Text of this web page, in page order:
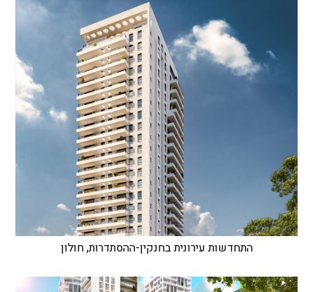
התחדשות עירונית בחנקין-ההסתדרות, חולון